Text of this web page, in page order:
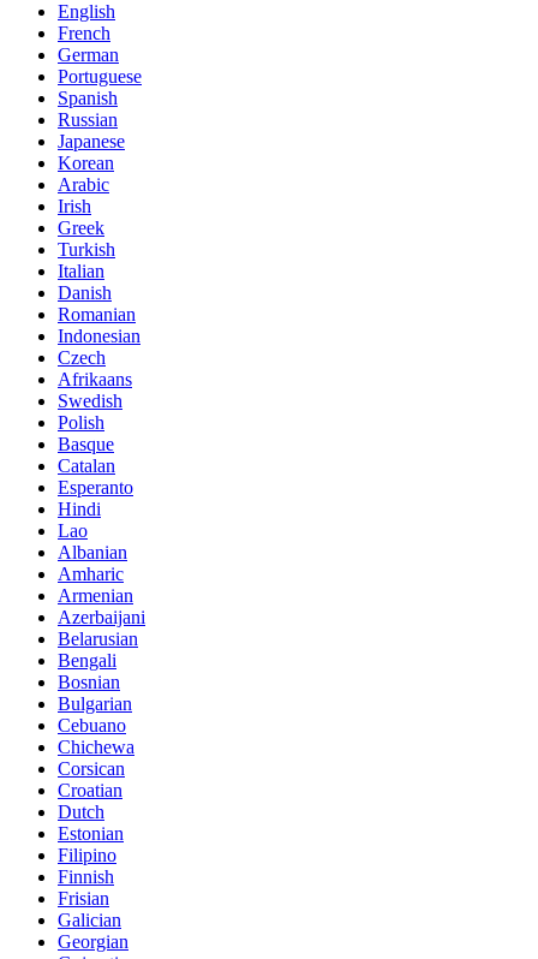
English
French
German
Portuguese
Spanish
Russian
Japanese
Korean
Arabic
Irish
Greek
Turkish
Italian
Danish
Romanian
Indonesian
Czech
Afrikaans
Swedish
Polish
Basque
Catalan
Esperanto
Hindi
Lao
Albanian
Amharic
Armenian
Azerbaijani
Belarusian
Bengali
Bosnian
Bulgarian
Cebuano
Chichewa
Corsican
Croatian
Dutch
Estonian
Filipino
Finnish
Frisian
Galician
Georgian